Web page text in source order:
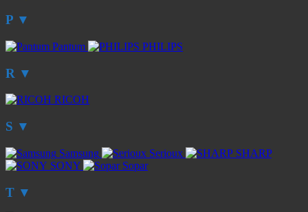
P ▼
Pantum PHILIPS
R ▼
RICOH
S ▼
Samsung Serioux
SHARP
SONY
Sopar
T ▼